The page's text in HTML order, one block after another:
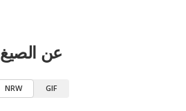
عن الصيغ
NRW GIF